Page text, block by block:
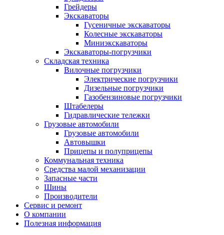
Грейдеры
Экскаваторы
Гусеничные экскаваторы
Колесные экскаваторы
Миниэкскаваторы
Экскаваторы-погрузчики
Складская техника
Вилочные погрузчики
Электрические погрузчики
Дизельные погрузчики
Газобензиновые погрузчики
Штабелеры
Гидравлические тележки
Грузовые автомобили
Грузовые автомобили
Автовышки
Прицепы и полуприцепы
Коммунальная техника
Средства малой механизации
Запасные части
Шины
Производители
Сервис и ремонт
О компании
Полезная информация